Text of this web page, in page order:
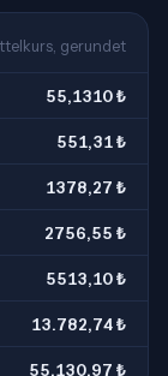
gerundet
55,1310 ₺
551,31 ₺
1378,27 ₺
2756,55 ₺
5513,10 ₺
13.782,74 ₺
55.130,97 ₺